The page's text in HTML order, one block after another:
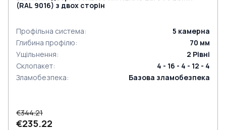
(RAL 9016) з двох сторін
Профільна система: 5 камерна
Глибина профілю: 70 мм
Ущільнення: 2 Рівні
Склопакет:
4 - 16 - 4 - 12 - 4
Зламобезпека: Базова зламобезпека
€344.21
€235.22